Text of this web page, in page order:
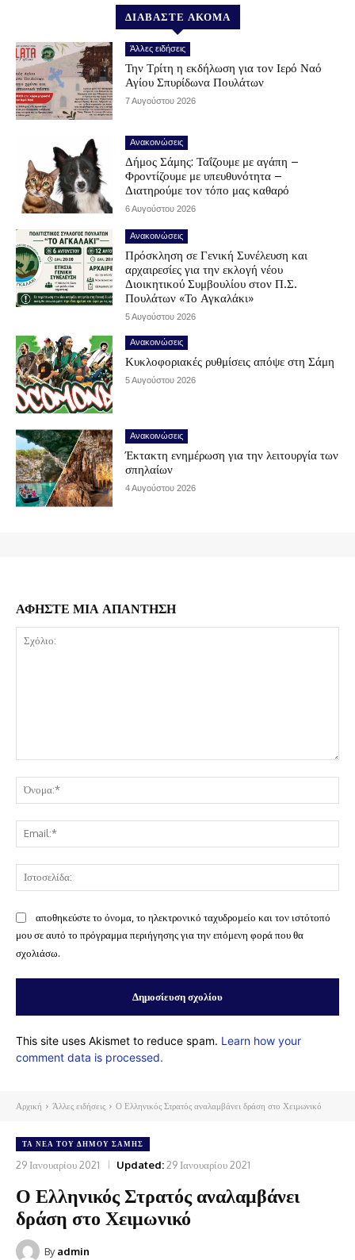
ΔΙΑΒΑΣΤΕ ΑΚΟΜΑ
Άλλες ειδήσεις
Την Τρίτη η εκδήλωση για τον Ιερό Ναό
Αγίου Σπυρίδωνα Πουλάτων
7 Αυγούστου 2026
Ανακοινώσεις
Δήμος Σάμης: Ταΐζουμε με αγάπη –
Φροντίζουμε με υπευθυνότητα –
Διατηρούμε τον τόπο μας καθαρό
6 Αυγούστου 2026
Ανακοινώσεις
Πρόσκληση σε Γενική Συνέλευση και
αρχαιρεσίες για την εκλογή νέου
Διοικητικού Συμβουλίου στον Π.Σ.
Πουλάτων «Το Αγκαλάκι»
5 Αυγούστου 2026
Ανακοινώσεις
Κυκλοφοριακές ρυθμίσεις απόψε στη Σάμη
5 Αυγούστου 2026
Ανακοινώσεις
Έκτακτη ενημέρωση για την λειτουργία των
σπηλαίων
4 Αυγούστου 2026
ΑΦΗΣΤΕ ΜΙΑ ΑΠΑΝΤΗΣΗ
αποθηκεύστε το όνομα, το ηλεκτρονικό ταχυδρομείο και τον ιστότοπό
μου σε αυτό το πρόγραμμα περιήγησης για την επόμενη φορά που θα
σχολιάσω.
This site uses Akismet to reduce spam. Learn how your
comment data is processed.